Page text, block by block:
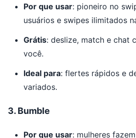
Por que usar: pioneiro no
usuários e swipes ilimitados
Grátis: deslize, match e chat
você.
Ideal para: flertes rápidos e
variados.
3. Bumble
Por que usar: mulheres